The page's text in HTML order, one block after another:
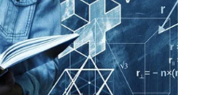
14(03)/2021 AP-(PMU) dated
years and for hazardous
to 'The Apprentices Act 1961.
on or before 02 May 2012 are